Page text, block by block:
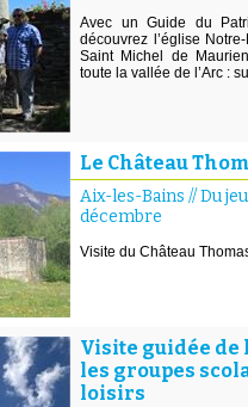
Avec un Guide du
découvrez l’église
Saint Michel de
toute la vallée de l’Arc :
Le Château
Aix-les-Bains //Du
décembre
Visite du Château
Visite guidée de
les groupes
loisirs